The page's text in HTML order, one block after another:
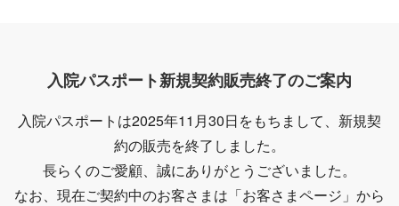
入院パスポート新規契約販売終了のご案内
入院パスポートは2025年11月30日をもちまして、新規契
約の販売を終了しました。
長らくのご愛顧、誠にありがとうございました。
なお、現在ご契約中のお客さまは「お客さまページ」から